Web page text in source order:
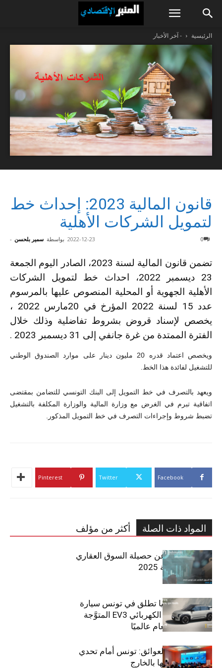
الرئيسية - آخر الأخبار
قانون المالية 2023: إحداث خط
لتمويل الشركات الأهلية
بواسطة سمير بلحسن - 2022-12-23 0
تضمن قانون المالية لسنة 2023، الصادر اليوم الجمعة
23 ديسمبر 2022، احداث خط لتمويل الشركات
الأهلية الجهوية أو المحلية المنصوص عليها بالمرسوم
عدد 15 لسنة 2022 المؤرخ في 20مارس 2022 ،
يخصص لإسناد قروض بشروط تفاضلية وذلك خلال
الفترة الممتدة من غرة جانفي إلى 31 ديسمبر 2023 .
ويخصص اعتماد قدره 20 مليون دينار على موارد الصندوق الوطني
للتشغيل لفائدة هذا الخط.
ويعهد بالتصرف في خط التمويل إلى البنك التونسي للتضامن بمقتضى
اتفاقية تبرم في الغرض مع وزارة المالية والوزارة المكلفة بالتشغيل
تضبط شروط وإجراءات التصرف في خط التمويل المذكور.
Facebook
Twitter
Pinterest
المواد ذات الصلة أكثر من مؤلف
مبوب تكشف عن حصيلة السوق العقاري
في تونس لسنة 2025
سيتي كارز – كيا تطلق في تونس سيارة
الـدفع الرباعي الكهربائي EV3 المتوَّجة
بلقب سيارة العام عالميًا
بين الطموح والعوائق: تونس أمام تحدي
استعادة كفاءاتها بالخارج